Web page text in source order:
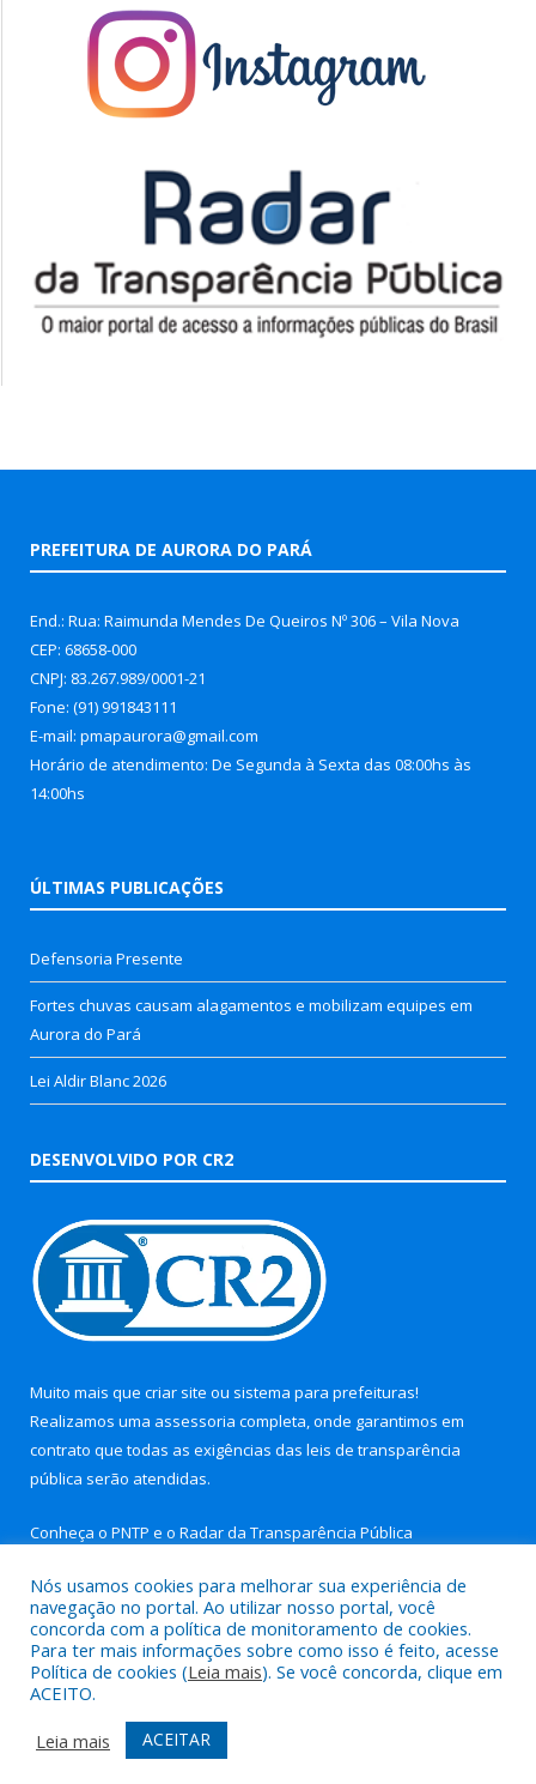
PREFEITURA DE AURORA DO PARÁ
End.: Rua: Raimunda Mendes De Queiros Nº 306 – Vila Nova
CEP: 68658-000
CNPJ: 83.267.989/0001-21
Fone: (91) 991843111
E-mail: pmapaurora@gmail.com
Horário de atendimento: De Segunda à Sexta das 08:00hs às
14:00hs
ÚLTIMAS PUBLICAÇÕES
Defensoria Presente
Fortes chuvas causam alagamentos e mobilizam equipes em
Aurora do Pará
Lei Aldir Blanc 2026
DESENVOLVIDO POR CR2
Muito mais que criar site ou sistema para prefeituras!
Realizamos uma assessoria completa, onde garantimos em
contrato que todas as exigências das leis de transparência
pública serão atendidas.
Conheça o PNTP e o Radar da Transparência Pública
Todos os direitos reservados a Prefeitura Municipal de Aurora
do Pará.
Mapa do Site
Acessar Área Administrativa
Acessar Webmail
Nós usamos cookies para melhorar sua experiência de
navegação no portal. Ao utilizar nosso portal, você
concorda com a política de monitoramento de cookies.
Para ter mais informações sobre como isso é feito, acesse
Política de cookies (Leia mais). Se você concorda, clique em
ACEITO.
Leia mais
ACEITAR